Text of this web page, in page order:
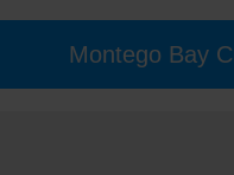
Montego Bay